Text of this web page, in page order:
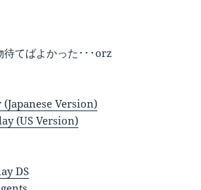
待てばよかった･･･orz
(Japanese Version)
(US Version)
DS